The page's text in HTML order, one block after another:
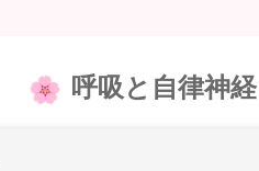
呼吸と自律神経